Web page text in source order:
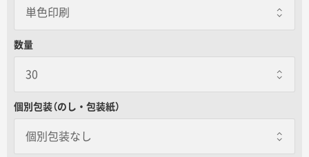
再注文について
よくあるご質問
数量
個別包装（のし・包装紙）
個別包装なし